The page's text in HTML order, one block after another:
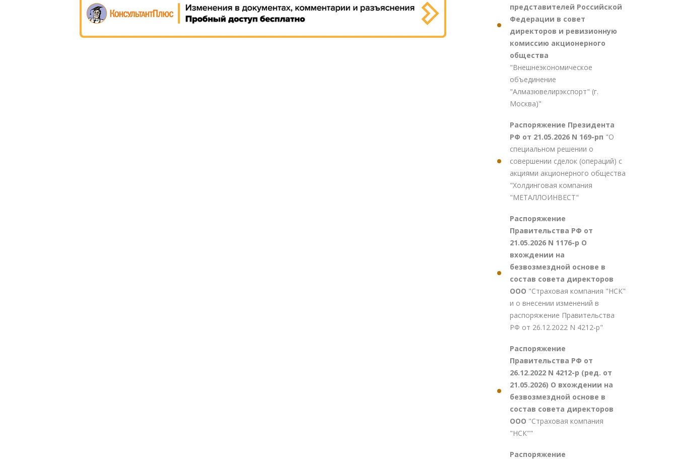
представителей Российской
Федерации в совет
директоров и ревизионную
комиссию акционерного
общества
"Внешнеэкономическое
объединение
"Алмазювелирэкспорт" (г.
Москва)"
Распоряжение Президента
РФ от 21.05.2026 N 169-рп "О
специальном решении о
совершении сделок (операций) с
акциями акционерного общества
"Холдинговая компания
"МЕТАЛЛОИНВЕСТ"
Распоряжение
Правительства РФ от
21.05.2026 N 1176-р О
вхождении на
безвозмездной основе в
состав совета директоров
ООО "Страховая компания "НСК"
и о внесении изменений в
распоряжение Правительства
РФ от 26.12.2022 N 4212-р"
Распоряжение
Правительства РФ от
26.12.2022 N 4212-р (ред. от
21.05.2026) О вхождении на
безвозмездной основе в
состав совета директоров
ООО "Страховая компания
"НСК""
Распоряжение